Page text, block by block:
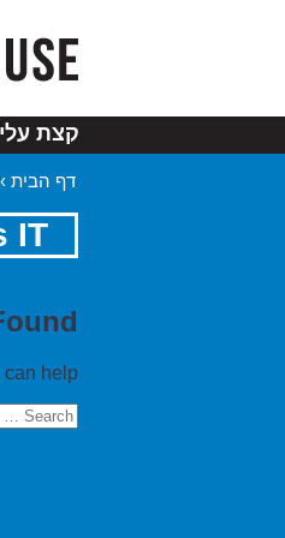
קצת
דף הבית ›
IT
help.
Search
for: